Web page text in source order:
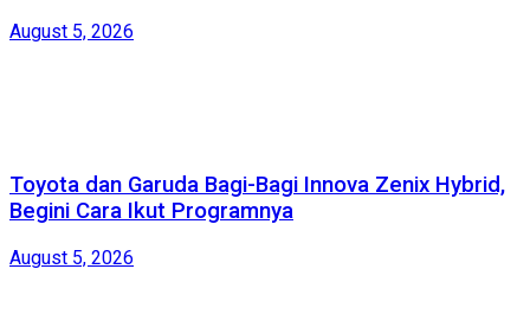
August 5, 2026
Toyota dan Garuda Bagi-Bagi Innova Zenix Hybrid,
Begini Cara Ikut Programnya
August 5, 2026